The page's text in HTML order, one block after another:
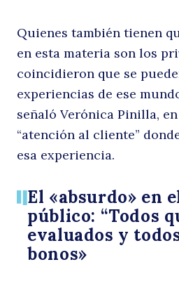
Quienes también tienen
en esta materia son los
coincidieron que se
experiencias de ese
señaló Verónica Pinilla,
“atención al cliente”
esa experiencia.
El «absurdo» en
público: “Todos
evaluados y
bonos»